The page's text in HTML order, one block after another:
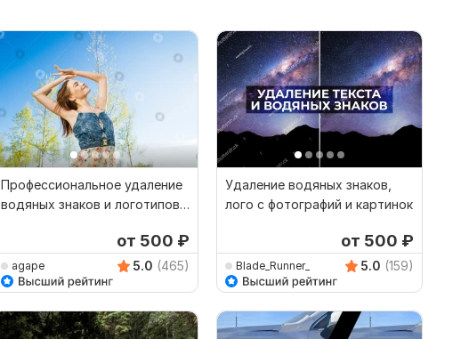
Профессиональное удаление
водяных знаков и логотипов
от 500 ₽
agape 5.0 (465)
Удаление водяных знаков,
лого с фотографий и картинок
от 500 ₽
Blade_Runner_ 5.0 (159)